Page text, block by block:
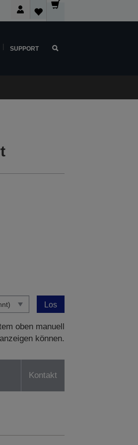
SUPPORT
Los
oben manuell
können.
Kontakt